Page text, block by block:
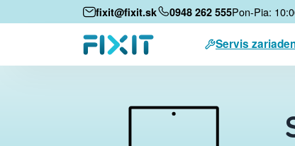
fixit@fixit.sk 0948 262 555Pon-Pia:
Servis